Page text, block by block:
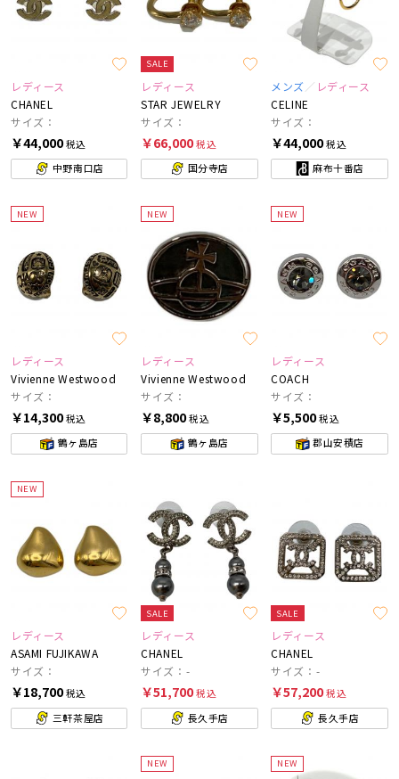
レディース
CHANEL
サイズ：
￥44,000税込
中野南口店
SALE
レディース
STAR JEWELRY
サイズ：
￥66,000税込
国分寺店
メンズ
レディース
CELINE
サイズ：
￥44,000税込
麻布十番店
NEW
レディース
Vivienne Westwood
サイズ：
￥14,300税込
鶴ヶ島店
NEW
レディース
Vivienne Westwood
サイズ：
￥8,800税込
鶴ヶ島店
NEW
レディース
COACH
サイズ：
￥5,500税込
郡山安積店
NEW
レディース
ASAMI FUJIKAWA
サイズ：
￥18,700税込
三軒茶屋店
SALE
レディース
CHANEL
サイズ：-
￥51,700税込
長久手店
SALE
レディース
CHANEL
サイズ：-
￥57,200税込
長久手店
NEW NEW